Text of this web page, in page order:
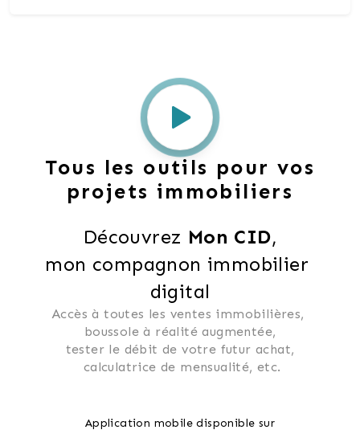
Tous les outils pour vos
projets immobiliers
Découvrez Mon CID,
mon compagnon immobilier
digital
Accès à toutes les ventes immobilières,
boussole à réalité augmentée,
tester le débit de votre futur achat,
calculatrice de mensualité, etc.
Application mobile disponible sur